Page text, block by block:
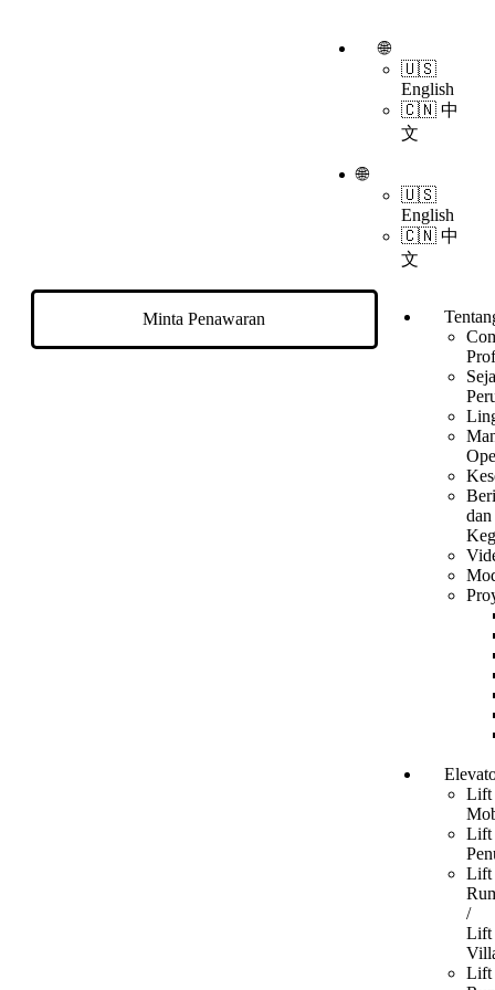
🌐
🇺🇸
English
🇨🇳 中
文
🌐
🇺🇸
English
🇨🇳 中
文
dan
Lift
Lift
Lift
/
Lift
Lift
Minta Penawaran